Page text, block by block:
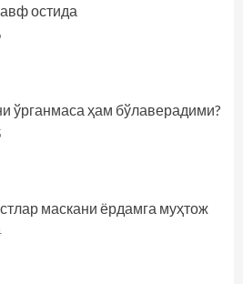
остида
ўрганмаса ҳам бўлаверадими?
маскани ёрдамга муҳтож